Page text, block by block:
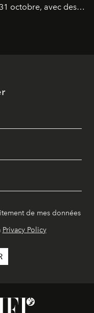
octobre, avec des
avril prochain.
de mes données
Privacy Policy